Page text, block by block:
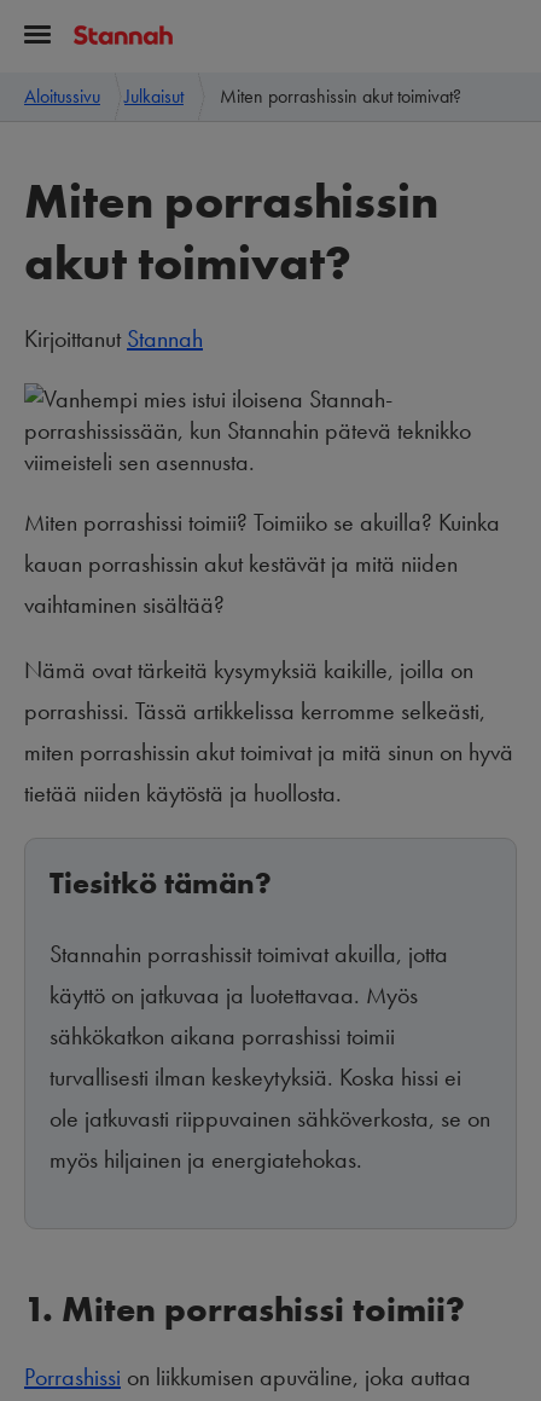
Aloitussivu Julkaisut Miten porrashissin akut toimivat?
Miten porrashissin
akut toimivat?
KirjoittanutStannah
Miten porrashissi toimii? Toimiiko se akuilla? Kuinka
kauan porrashissin akut kestävät ja mitä niiden
vaihtaminen sisältää?
Nämä ovat tärkeitä kysymyksiä kaikille, joilla on
porrashissi. Tässä artikkelissa kerromme selkeästi,
miten porrashissin akut toimivat ja mitä sinun on hyvä
tietää niiden käytöstä ja huollosta.
Tiesitkö tämän?
Stannahin porrashissit toimivat akuilla, jotta
käyttö on jatkuvaa ja luotettavaa. Myös
sähkökatkon aikana porrashissi toimii
turvallisesti ilman keskeytyksiä. Koska hissi ei
ole jatkuvasti riippuvainen sähköverkosta, se on
myös hiljainen ja energiatehokas.
1. Miten porrashissi toimii?
Porrashissi on liikkumisen apuväline, joka auttaa